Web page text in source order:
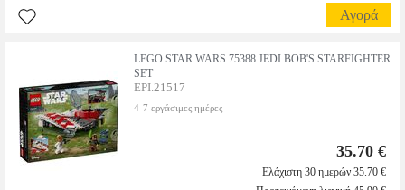
Αγορά
LEGO STAR WARS 75388 JEDI BOB'S STARFIGHTER
SET
EPI.21517
4-7 εργάσιμες ημέρες
35.70 €
Ελάχιστη 30 ημερών 35.70 €